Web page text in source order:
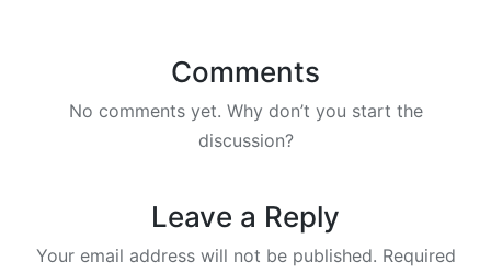
Comments
No comments yet. Why don’t you start the
discussion?
Leave a Reply
Your email address will not be published. Required